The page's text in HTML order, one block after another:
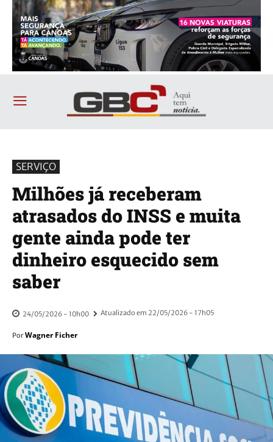
SERVIÇO
Milhões já receberam
atrasados do INSS e muita
gente ainda pode ter
dinheiro esquecido sem
saber
24/05/2026 - 10h00 Atualizado em 22/05/2026 - 17h05
Por Wagner Ficher